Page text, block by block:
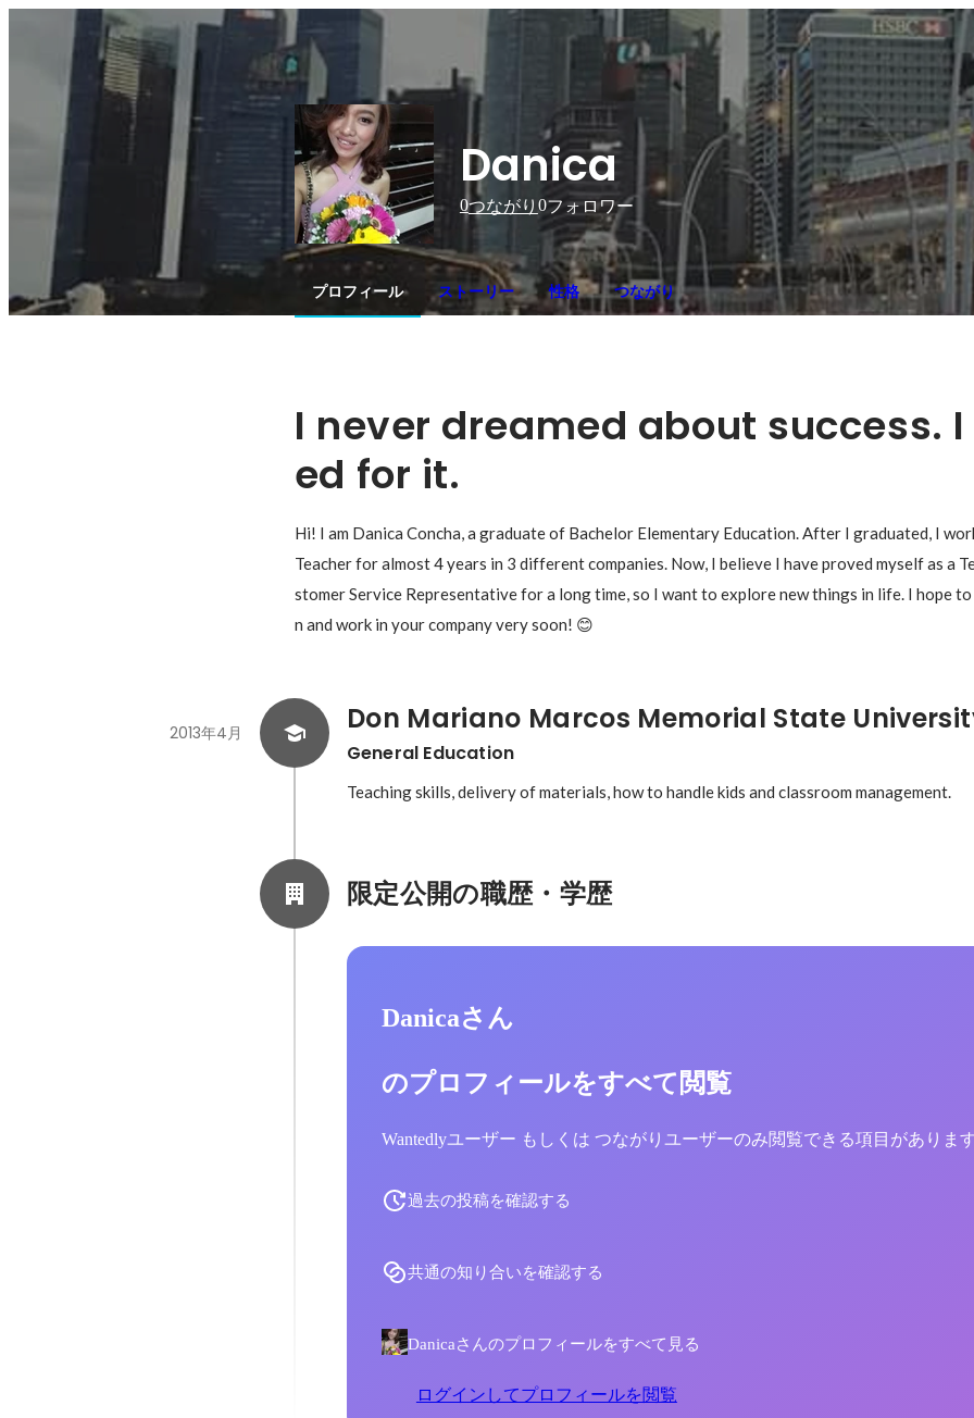
Danica
0つながり 0フォロワー
プロフィール ストーリー 性格 つながり
I never dreamed about success.
ed for it.
Hi! I am Danica Concha, a graduate of Bachelor Elementary Education. After I graduated, I
Teacher for almost 4 years in 3 different companies. Now, I believe I have proved myself as a
stomer Service Representative for a long time, so I want to explore new things in life. I hope
n and work in your company very soon! 😊
Don Mariano Marcos Memorial State
General Education
2013年4月
Teaching skills, delivery of materials, how to handle kids and classroom management.
限定公開の職歴・学歴
Danicaさん
のプロフィールをすべて閲覧
Wantedlyユーザー もしくは つながりユーザーのみ閲覧できる項目がありま
過去の投稿を確認する
共通の知り合いを確認する
Danicaさんのプロフィールをすべて見る
ログインしてプロフィールを閲覧